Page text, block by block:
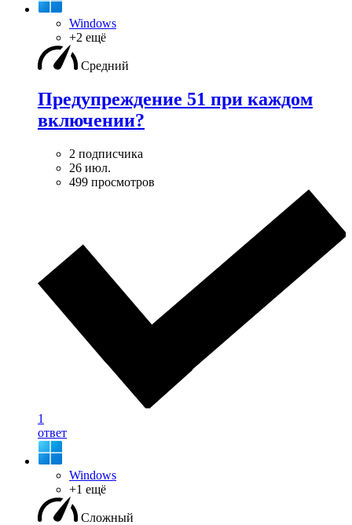
Windows
+2 ещё
Средний
Предупреждение 51 при каждом
включении?
2 подписчика
26 июл.
499 просмотров
1
ответ
Windows
+1 ещё
Сложный